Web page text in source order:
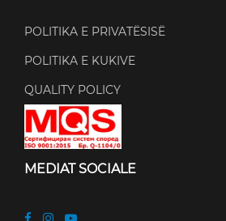
POLITIKA E PRIVATËSISË
POLITIKA E KUKIVE
QUALITY POLICY
MEDIAT SOCIALE